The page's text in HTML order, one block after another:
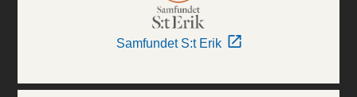
Samfundet S:t Erik